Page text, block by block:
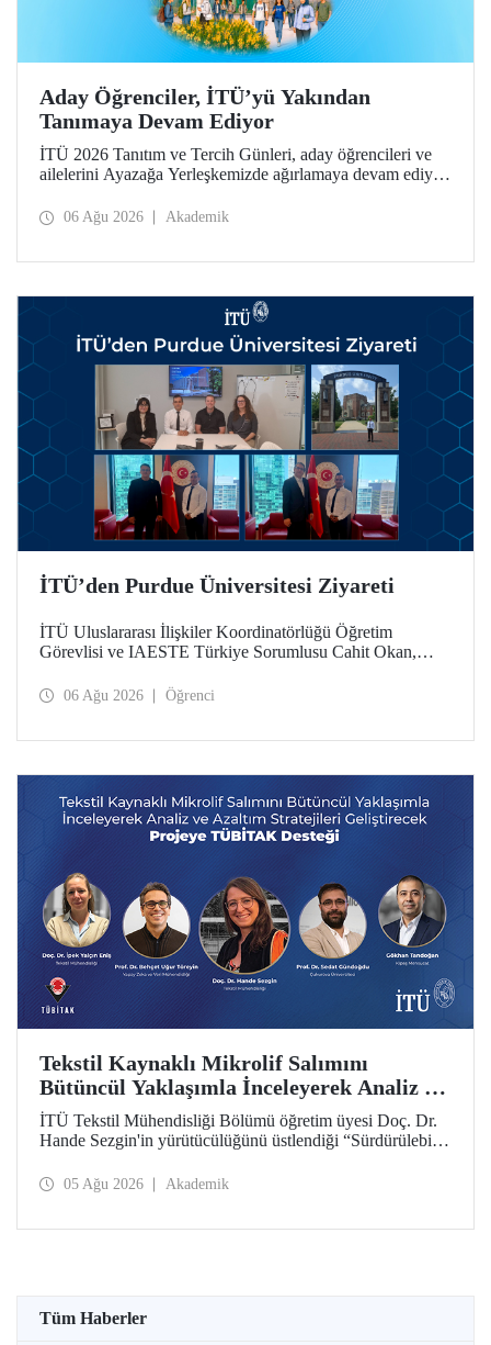
Aday Öğrenciler, İTÜ’yü Yakından
Tanımaya Devam Ediyor
İTÜ 2026 Tanıtım ve Tercih Günleri, aday öğrencileri ve
ailelerini Ayazağa Yerleşkemizde ağırlamaya devam ediyor.
ilgili fakülte ve birimler adaylara bilgi vermeye devam
06 Ağu 2026 Akademik
İTÜ’den Purdue Üniversitesi Ziyareti
İTÜ Uluslararası İlişkiler Koordinatörlüğü Öğretim
Görevlisi ve IAESTE Türkiye Sorumlusu Cahit Okan,
Temmuz tarihlerinde ABD’de dünyanın önde gelen
06 Ağu 2026 Öğrenci
Tekstil Kaynaklı Mikrolif Salımını
Bütüncül Yaklaşımla İnceleyerek Analiz ve
Azaltım Stratejileri Geliştirecek Projeye
TÜBİTAK Desteği
İTÜ Tekstil Mühendisliği Bölümü öğretim üyesi Doç. Dr.
Hande Sezgin'in yürütücülüğünü üstlendiği “Sürdürülebilir
Koşullarına Bağlı Mikrolif Salımı: Aşınma, UV Maruziyeti
05 Ağu 2026 Akademik
Tüm Haberler